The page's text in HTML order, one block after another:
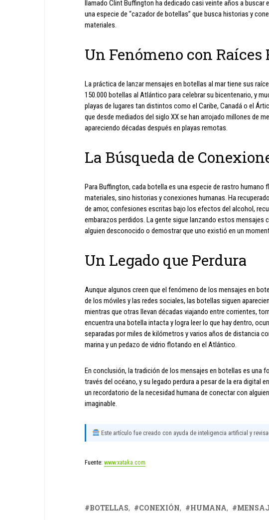
llamado Clint Buffington ha dedicado casi veinte años a buscar
una especie de “cazador de botellas” que busca historias y
materiales.
Un Fenómeno con
La práctica de lanzar mensajes en botellas al mar tiene sus
150.000 botellas al Atlántico para celebrar su bicentenario, y
playas de lugares tan distintos como el Caribe, Canadá o el
que desde mediados del siglo XX se han arrojado millones de
apareciendo décadas después en playas remotas.
La Búsqueda de
Para Buffington, cada botella es una especie de rastro
materiales, sino historias y conexiones humanas. Ha
de amor, confesiones escritas bajo los efectos del alcohol,
embarazos perdidos. La gente sigue lanzando estos mensajes
alguien desconocido o demostrar que uno existió en un
Un Legado que Perdura
Aunque algunos creen que el fenómeno de los mensajes en
de los móviles y las redes sociales, las botellas siguen
mientras que otras llevan décadas viajando entre corrientes,
encuentra una botella intacta y logra leer lo que hay dentro,
separadas por miles de kilómetros y varios años de distancia
marina y un pedazo de vidrio flotando en el Atlántico.
En conclusión, la tradición de los mensajes en botellas es una
través del océano, y su legado perdura a pesar de la era digital
un recordatorio de la necesidad humana de conectar con
imaginable.
Este artículo fue creado con ayuda de inteligencia artificial y
Fuente: www.xataka.com
BOTELLAS CONEXIÓN HUMANA